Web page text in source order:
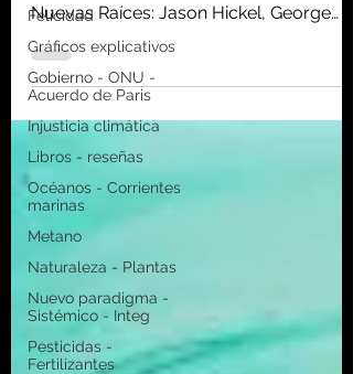
Felicidad
Gráficos explicativos
Gobierno - ONU -
Acuerdo de Paris
Injusticia climática
Libros - reseñas
Océanos - Corrientes
marinas
Metano
Naturaleza - Plantas
Nuevo paradigma -
Sistémico - Integ
Pesticidas -
Fertilizantes
Fuente: Open Democracy - Por el
colectivo Decrecimiento Colectivo
Nuevas Raíces: Jason Hickel, George
Monbiot, Carola Rackete, Giorgos...